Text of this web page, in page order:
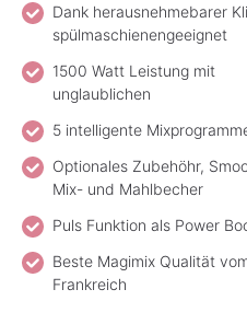
Dank herausnehmebarer
spülmaschienengeeignet
1500 Watt Leistung mit
unglaublichen
5 intelligente
Optionales Zubehöhr,
Mix- und Mahlbecher
Puls Funktion als Power
Beste Magimix Qualität
Frankreich